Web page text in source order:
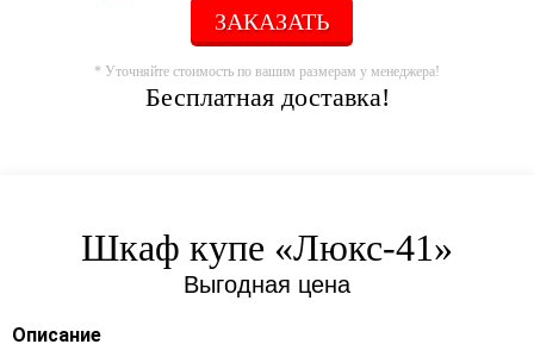
ЗАКАЗАТЬ
* Уточняйте стоимость по вашим размерам у менеджера!
Бесплатная доставка!
Шкаф купе «Люкс-41»
Выгодная цена
Описание